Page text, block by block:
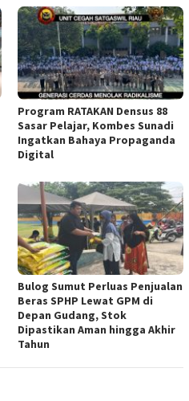
Program RATAKAN Densus 88
Sasar Pelajar, Kombes Sunadi
Ingatkan Bahaya Propaganda
Digital
Bulog Sumut Perluas Penjualan
Beras SPHP Lewat GPM di
Depan Gudang, Stok
Dipastikan Aman hingga Akhir
Tahun